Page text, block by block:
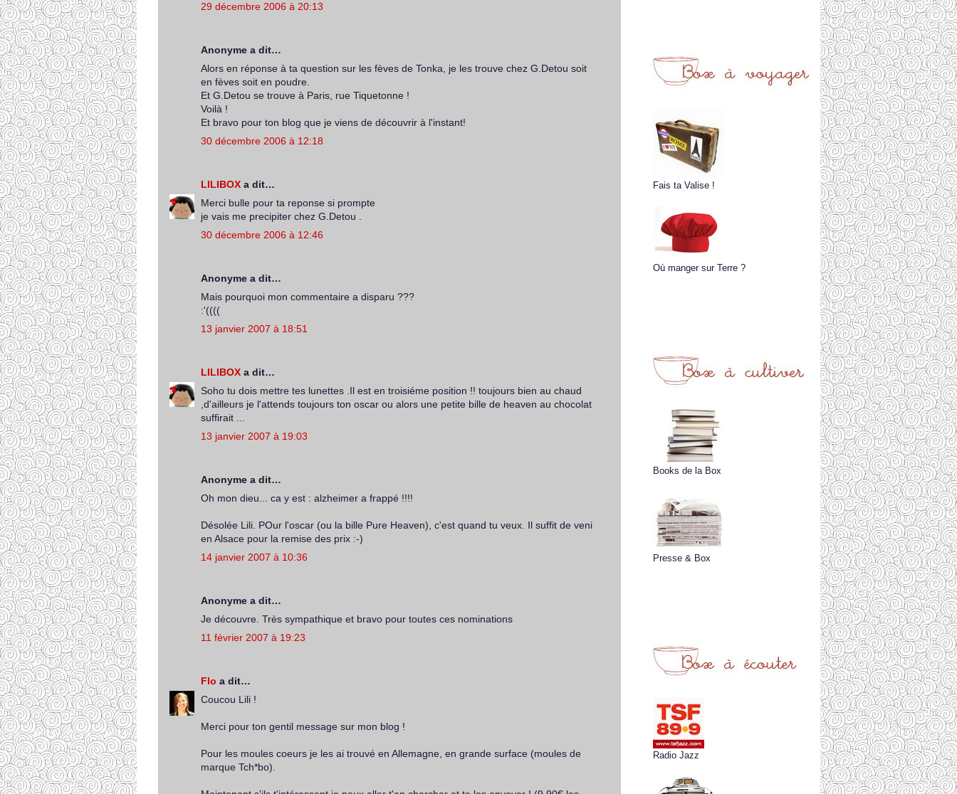
29 décembre 2006 à 20:13
Anonyme a dit…
Alors en réponse à ta question sur les fèves de Tonka, je les trouve chez G.Detou soit
en fèves soit en poudre.
Et G.Detou se trouve à Paris, rue Tiquetonne !
Voilà !
Et bravo pour ton blog que je viens de découvrir à l'instant!
30 décembre 2006 à 12:18
LILIBOX a dit…
Merci bulle pour ta reponse si prompte
je vais me precipiter chez G.Detou .
30 décembre 2006 à 12:46
Anonyme a dit…
Mais pourquoi mon commentaire a disparu ???
:'((((
13 janvier 2007 à 18:51
LILIBOX a dit…
Soho tu dois mettre tes lunettes .Il est en troisiéme position !! toujours bien au chaud
,d'ailleurs je l'attends toujours ton oscar ou alors une petite bille de heaven au chocolat
suffirait ...
13 janvier 2007 à 19:03
Anonyme a dit…
Oh mon dieu... ca y est : alzheimer a frappé !!!!
Désolée Lili. POur l'oscar (ou la bille Pure Heaven), c'est quand tu veux. Il suffit de veni
en Alsace pour la remise des prix :-)
14 janvier 2007 à 10:36
Anonyme a dit…
Je découvre. Très sympathique et bravo pour toutes ces nominations
11 février 2007 à 19:23
Flo a dit…
Coucou Lili !
Merci pour ton gentil message sur mon blog !
Pour les moules coeurs je les ai trouvé en Allemagne, en grande surface (moules de
marque Tch*bo).
Fais ta Valise !
Où manger sur Terre ?
Books de la Box
Presse & Box
Radio Jazz